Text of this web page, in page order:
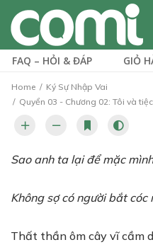
FAQ – HỎI & ĐÁP GIỎ
Home
Ký Sự Nhập Vai
Quyển 03 - Chương 02: Tôi và
Sao anh ta lại để mặc
Không sợ có người bắt cóc
Thất thần ôm cây vĩ cầm